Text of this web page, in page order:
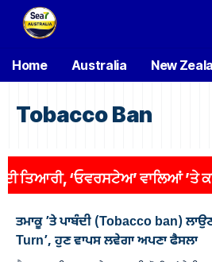
Home Australia New
Tobacco Ban
‘ਓਵਰਸਟੇਅ’ ਵਾਲਿਆਂ ’ਤੇ
ਤਮਾਕੂ ’ਤੇ ਪਾਬੰਦੀ (Tobacco ban)
Turn’, ਹੁਣ ਵਾਪਸ ਲਵੇਗਾ ਅਪਣਾ ਫੈਸਲਾ